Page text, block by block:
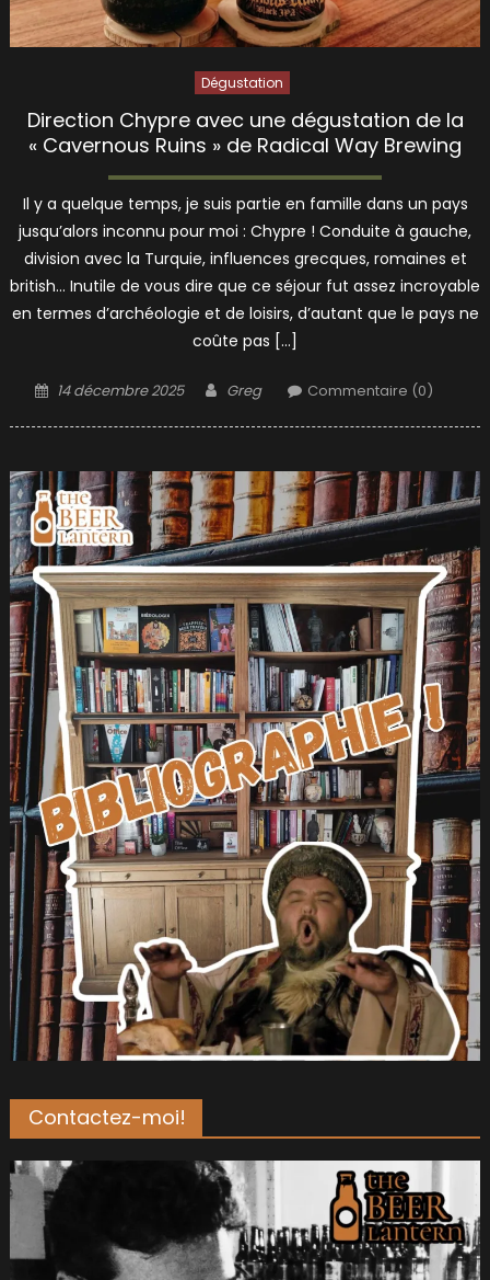
Dégustation
Direction Chypre avec une dégustation de la
« Cavernous Ruins » de Radical Way Brewing
Il y a quelque temps, je suis partie en famille dans un pays
jusqu’alors inconnu pour moi : Chypre ! Conduite à gauche,
division avec la Turquie, influences grecques, romaines et
british… Inutile de vous dire que ce séjour fut assez incroyable
en termes d’archéologie et de loisirs, d’autant que le pays ne
coûte pas […]
Posted
14 décembre 2025 Author
Greg Commentaire (0)
Contactez-moi!